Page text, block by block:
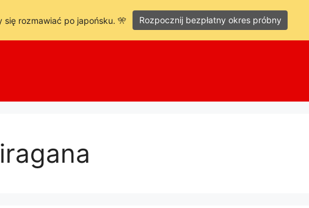
się rozmawiać po japońsku. 🎌 Rozpocznij bezpłatny okres próbny